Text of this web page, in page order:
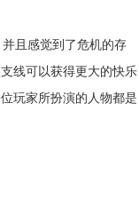
且感觉到了危机的存
线可以获得更大的快乐
玩家所扮演的人物都是